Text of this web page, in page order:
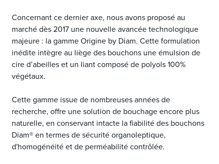
Concernant ce dernier axe, nous avons proposé au
marché dès 2017 une nouvelle avancée technologique
majeure : la gamme Origine by Diam. Cette formulation
inédite intègre au liège des bouchons une émulsion de
cire d’abeilles et un liant composé de polyols 100%
végétaux.
Cette gamme issue de nombreuses années de
recherche, offre une solution de bouchage encore plus
naturelle, en conservant intacte la fiabilité des bouchons
Diam® en termes de sécurité organoleptique,
d'homogénéité et de perméabilité contrôlée.